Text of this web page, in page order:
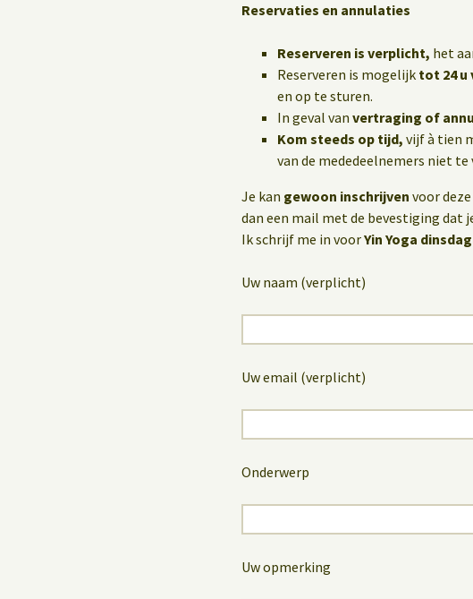
Reservaties en annulaties
Reserveren is verplicht, het
Reserveren is mogelijk tot 24 u
en op te sturen.
In geval van vertraging of
Kom steeds op tijd, vijf à tien
van de mededeelnemers niet te
Je kan gewoon inschrijven voor
dan een mail met de bevestiging dat
Ik schrijf me in voorYin Yoga
Uw naam (verplicht)
Uw email (verplicht)
Onderwerp
Uw opmerking